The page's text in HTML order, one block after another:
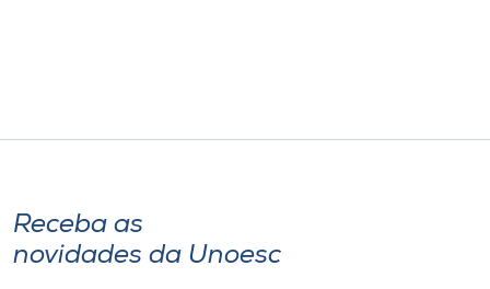
Selecione
o idioma
Receba as
novidades da Unoesc